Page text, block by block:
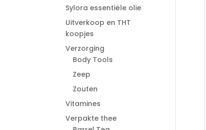
Sylora essentiële olie
Uitverkoop en THT
koopjes
Verzorging
Body Tools
Zeep
Zouten
Vitamines
Verpakte thee